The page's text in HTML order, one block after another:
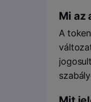
Mi az
A